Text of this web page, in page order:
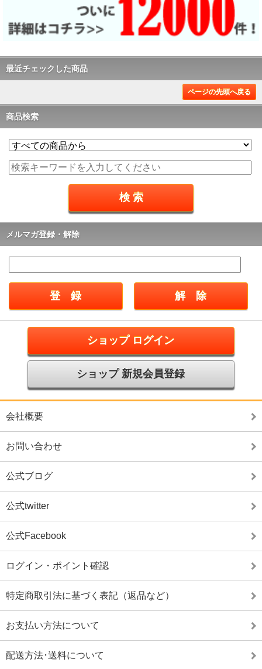
最近チェックした商品
ページの先頭へ戻る
商品検索
メルマガ登録・解除
ショップ ログイン
ショップ 新規会員登録
会社概要
お問い合わせ
公式ブログ
公式twitter
公式Facebook
ログイン・ポイント確認
特定商取引法に基づく表記（返品など）
お支払い方法について
配送方法･送料について